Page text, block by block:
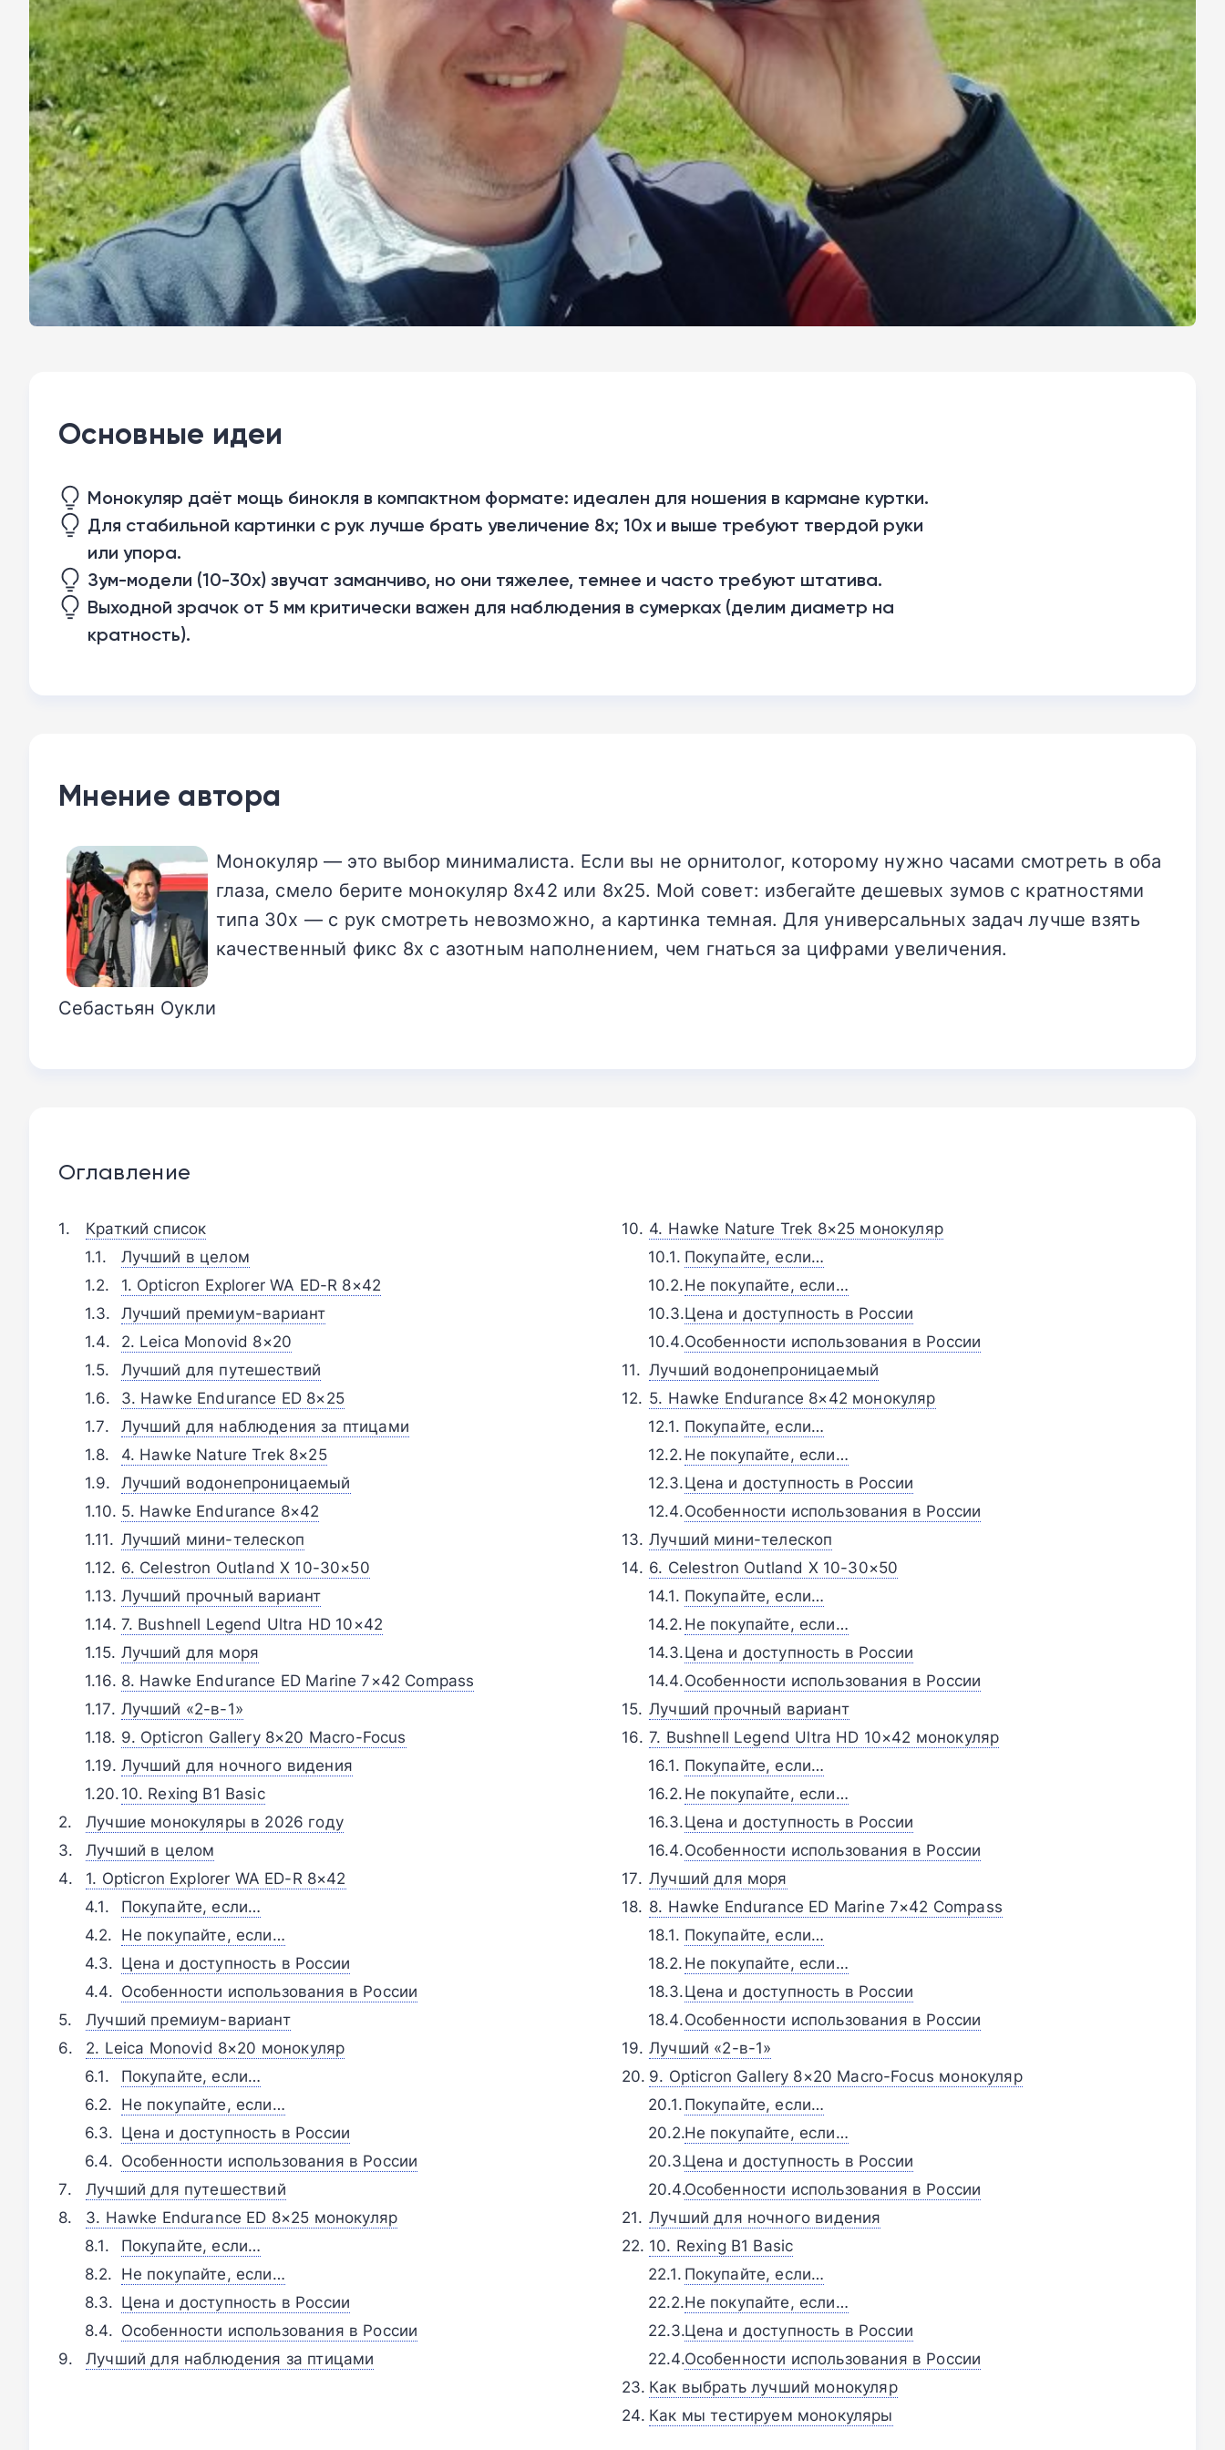
Основные идеи
Монокуляр даёт мощь бинокля в компактном формате: идеален для ношения в кармане куртки.
Для стабильной картинки с рук лучше брать увеличение 8x; 10x и выше требуют твердой руки
или упора.
Зум-модели (10-30x) звучат заманчиво, но они тяжелее, темнее и часто требуют штатива.
Выходной зрачок от 5 мм критически важен для наблюдения в сумерках (делим диаметр на
кратность).
Мнение автора
Себастьян Оукли
Монокуляр — это выбор минималиста. Если вы не орнитолог, которому нужно часами смотреть в оба
глаза, смело берите монокуляр 8x42 или 8x25. Мой совет: избегайте дешевых зумов с кратностями
типа 30x — с рук смотреть невозможно, а картинка темная. Для универсальных задач лучше взять
качественный фикс 8x с азотным наполнением, чем гнаться за цифрами увеличения.
Оглавление
Краткий список
Лучший в целом
1. Opticron Explorer WA ED-R 8×42
Лучший премиум-вариант
2. Leica Monovid 8×20
Лучший для путешествий
3. Hawke Endurance ED 8×25
Лучший для наблюдения за птицами
4. Hawke Nature Trek 8×25
Лучший водонепроницаемый
5. Hawke Endurance 8×42
Лучший мини-телескоп
6. Celestron Outland X 10-30×50
Лучший прочный вариант
7. Bushnell Legend Ultra HD 10×42
Лучший для моря
8. Hawke Endurance ED Marine 7×42 Compass
Лучший «2-в-1»
9. Opticron Gallery 8×20 Macro-Focus
Лучший для ночного видения
10. Rexing B1 Basic
Лучшие монокуляры в 2026 году
Лучший в целом
1. Opticron Explorer WA ED-R 8×42
Покупайте, если…
Не покупайте, если…
Цена и доступность в России
Особенности использования в России
Лучший премиум-вариант
2. Leica Monovid 8×20 монокуляр
Покупайте, если…
Не покупайте, если…
Цена и доступность в России
Особенности использования в России
Лучший для путешествий
3. Hawke Endurance ED 8×25 монокуляр
Покупайте, если…
Не покупайте, если…
Цена и доступность в России
Особенности использования в России
Лучший для наблюдения за птицами
4. Hawke Nature Trek 8×25 монокуляр
Покупайте, если…
Не покупайте, если…
Цена и доступность в России
Особенности использования в России
Лучший водонепроницаемый
5. Hawke Endurance 8×42 монокуляр
Покупайте, если…
Не покупайте, если…
Цена и доступность в России
Особенности использования в России
Лучший мини-телескоп
6. Celestron Outland X 10-30×50
Покупайте, если…
Не покупайте, если…
Цена и доступность в России
Особенности использования в России
Лучший прочный вариант
7. Bushnell Legend Ultra HD 10×42 монокуляр
Покупайте, если…
Не покупайте, если…
Цена и доступность в России
Особенности использования в России
Лучший для моря
8. Hawke Endurance ED Marine 7×42 Compass
Покупайте, если…
Не покупайте, если…
Цена и доступность в России
Особенности использования в России
Лучший «2-в-1»
9. Opticron Gallery 8×20 Macro-Focus монокуляр
Покупайте, если…
Не покупайте, если…
Цена и доступность в России
Особенности использования в России
Лучший для ночного видения
10. Rexing B1 Basic
Покупайте, если…
Не покупайте, если…
Цена и доступность в России
Особенности использования в России
Как выбрать лучший монокуляр
Как мы тестируем монокуляры